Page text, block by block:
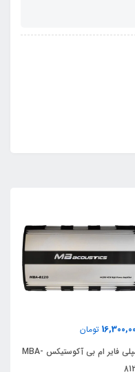
تومان
آمپلی فایر ام بی آکوستیکس MBA-